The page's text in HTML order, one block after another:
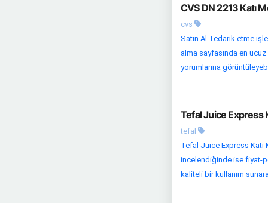
CVS DN 2213 Katı
cvs
Satın Al Tedarik etme
alma sayfasında en
yorumlarına
Tefal Juice Express
tefal
Tefal Juice Express Katı
incelendiğinde ise fiyat-
kaliteli bir kullanım